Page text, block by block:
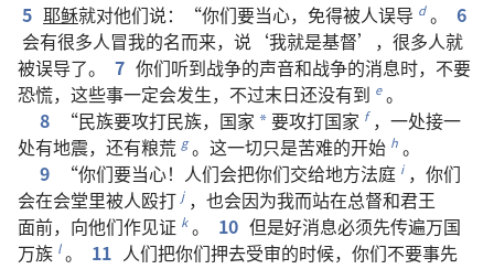
5 耶稣就对他们说：“你们要当心， 免得被人误导 d 。
6
会有很多人冒我的名而来， 说 ‘我就是基督’， 很多人就
被误导了。 7 你们听到战争的声音和战争的消息时， 不要
恐慌， 这些事一定会发生， 不过末日还没有到 e 。
8
“民族要攻打民族， 国家 *要攻打国家 f ， 一处接一
处有地震， 还有粮荒 g 。 这一切只是苦难的开始 h 。
9
“你们要当心！ 人们会把你们交给地方法庭 i ， 你们
会在会堂里被人殴打 j ， 也会因为我而站在总督和君王
面前， 向他们作见证 k 。 10 但是好消息必须先传遍万国
万族 l 。 11 人们把你们押去受审的时候， 你们不要事先